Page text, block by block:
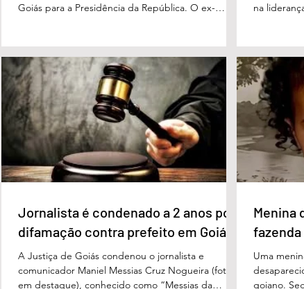
Goiás para a Presidência da República. O ex-
27%. Considerando a margem de erro de três
pontos percentuais, os dois estão em empate
técnico. Na terceira colocação está o presidente
Luiz Inácio Lula da Silva (PT), com 23% das
intenções de voto. Os
na
turno,
de voto,
Perillo
Morais
3%, e
Jornalista é condenado a 2 anos por
difamação contra prefeito em Goiás
A Justiça de Goiás condenou o jornalista e
comunicador Maniel Messias Cruz Nogueira (foto
em destaque), conhecido como “Messias da
Menina
fazenda
Uma
goiano.